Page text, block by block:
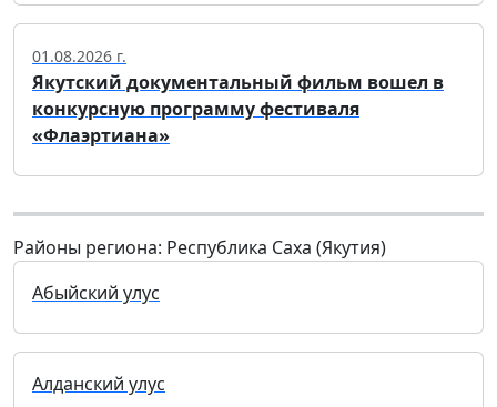
01.08.2026 г.
Якутский документальный фильм вошел в
конкурсную программу фестиваля
«Флаэртиана»
Районы региона: Республика Саха (Якутия)
Абыйский улус
Алданский улус